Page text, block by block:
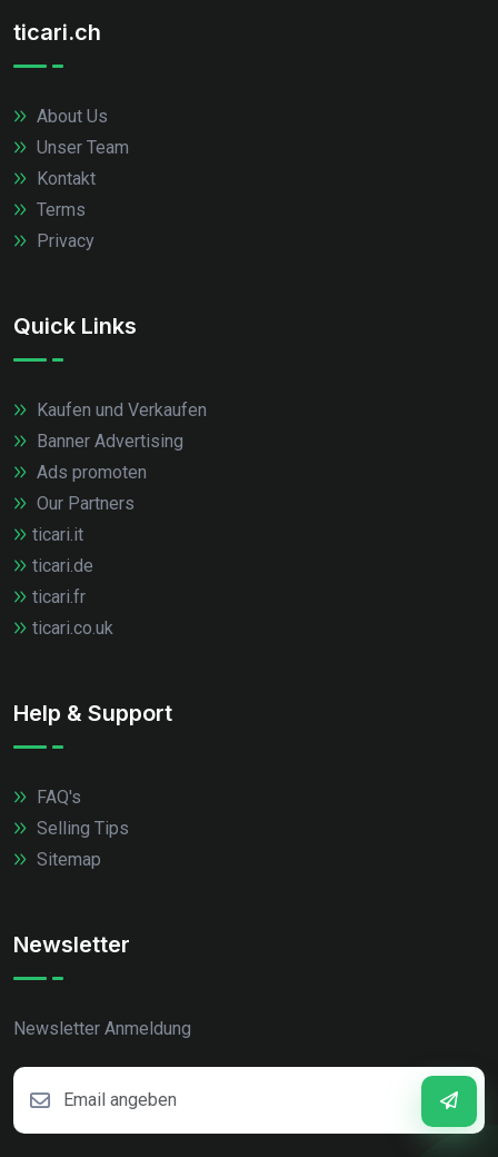
ticari.ch
About Us
Unser Team
Kontakt
Terms
Privacy
Quick Links
Kaufen und Verkaufen
Banner Advertising
Ads promoten
Our Partners
ticari.it
ticari.de
ticari.fr
ticari.co.uk
Help & Support
FAQ's
Selling Tips
Sitemap
Newsletter
Newsletter Anmeldung